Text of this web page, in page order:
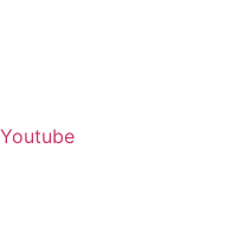
Youtube